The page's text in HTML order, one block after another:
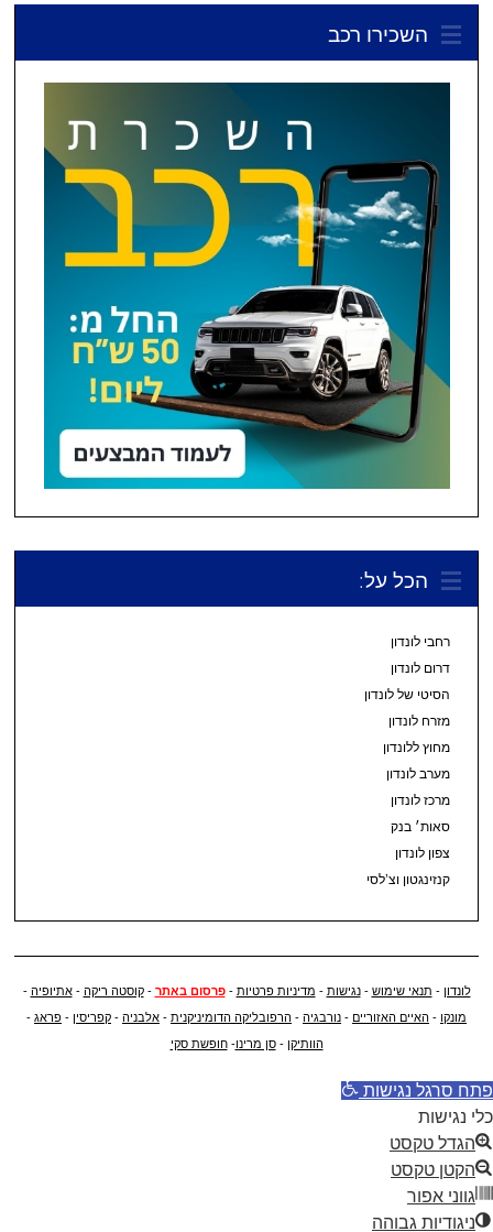
השכירו רכב
הכל על:
רחבי לונדון
דרום לונדון
הסיטי של לונדון
מזרח לונדון
מחוץ ללונדון
מערב לונדון
מרכז לונדון
סאות׳ בנק
צפון לונדון
קנזינגטון וצ’לסי
לונדון - תנאי שימוש -נגישות - מדיניות פרטיות -פרסום באתר -קוסטה ריקה -אתיופיה -
מונקו - האיים האזוריים - נורבגיה - הרפובליקה הדומיניקנית - אלבניה - קפריסין - פראג -
הוותיקן -סן מרינו-חופשת סקי
פתח סרגל נגישות
כלי נגישות
הגדל טקסט
הקטן טקסט
גווני אפור
ניגודיות גבוהה